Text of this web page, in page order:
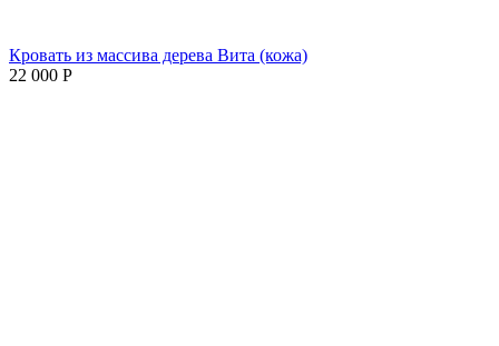
Кровать из массива дерева Вита (кожа)
22 000 Р